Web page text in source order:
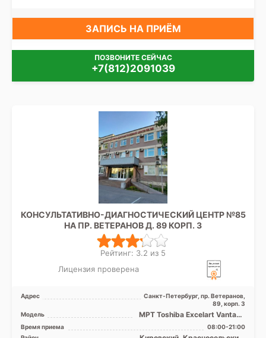
ЗАПИСЬ НА ПРИЁМ
ПОЗВОНИТЕ СЕЙЧАС
+7(812)2091039
КОНСУЛЬТАТИВНО-ДИАГНОСТИЧЕСКИЙ ЦЕНТР №85
НА ПР. ВЕТЕРАНОВ Д. 89 КОРП. 3
Рейтинг: 3.2 из 5
Лицензия проверена
Адрес
Санкт-Петербург, пр. Ветеранов,
89, корп. 3
Модель
МРТ Toshiba Excelart Vantage
1.5T закрытый тип
Время приема
08:00-21:00